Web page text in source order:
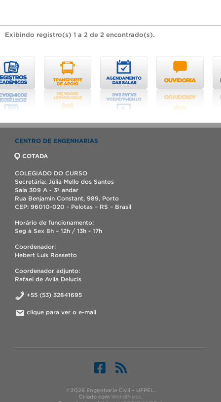
Exibindo registro(s) 1 a 2 de 2 encontrado(s).
CENTRO DE ENGENHARIAS
COTADA
COLEGIADO DO CURSO
Secretária: Júlia Mello dos Santos
Sala 309 A - 3º andar
Rua Benjamin Constant, 989, Porto
CEP: 96010-020 - Pelotas – RS – Brasil
Horário de funcionamento:
Seg à Sex 8h – 12h / 13h - 17h
Coordenador:
Hebert Luis Rossetto
Coordenador adjunto:
Rafael de Avila Delucis
+55 (53) 32841695
clique para ver o e-mail
©2026 Engenharia Civil – UFPEL.
Criado com WordPress.